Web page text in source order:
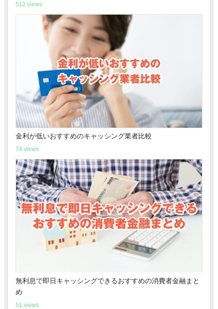
512 views
金利が低いおすすめのキャッシング業者比較
74 views
無利息で即日キャッシングできるおすすめの消費者金融まと
め
51 views